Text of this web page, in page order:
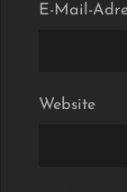
E-Mail-
Website